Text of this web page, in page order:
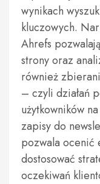
wynikach
kluczowych.
Ahrefs
strony oraz
również
– czyli działań
użytkowników
zapisy do
pozwala ocenić
dostosować
oczekiwań